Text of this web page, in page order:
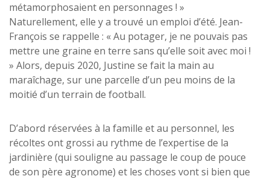
métamorphosaient en personnages ! »
Naturellement, elle y a trouvé un emploi d’été. Jean-
François se rappelle : « Au potager, je ne pouvais pas
mettre une graine en terre sans qu’elle soit avec moi !
» Alors, depuis 2020, Justine se fait la main au
maraîchage, sur une parcelle d’un peu moins de la
moitié d’un terrain de football.
D’abord réservées à la famille et au personnel, les
récoltes ont grossi au rythme de l’expertise de la
jardinière (qui souligne au passage le coup de pouce
de son père agronome) et les choses vont si bien que